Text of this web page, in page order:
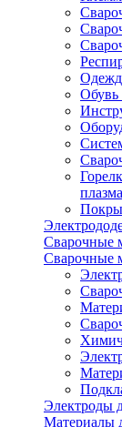
Обувь
Сварочные
Сварочные
Электроды
Материалы